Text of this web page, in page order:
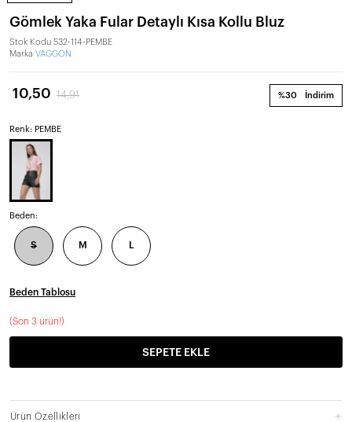
Gömlek Yaka Fular Detaylı Kısa Kollu Bluz
Stok Kodu 532-114-PEMBE
Marka VAGGON
%30 İndirim
10,50 14,91
Renk: PEMBE
Beden:
S M L
Beden Tablosu
(Son 3 ürün!)
SEPETE EKLE
Ürün Özellikleri